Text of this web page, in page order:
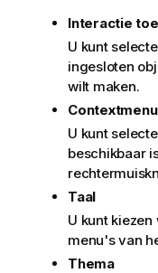
Interactie
U kunt
ingesloten
wilt maken.
U kunt
beschikbaar
Taal
U kunt
menu's van
Thema